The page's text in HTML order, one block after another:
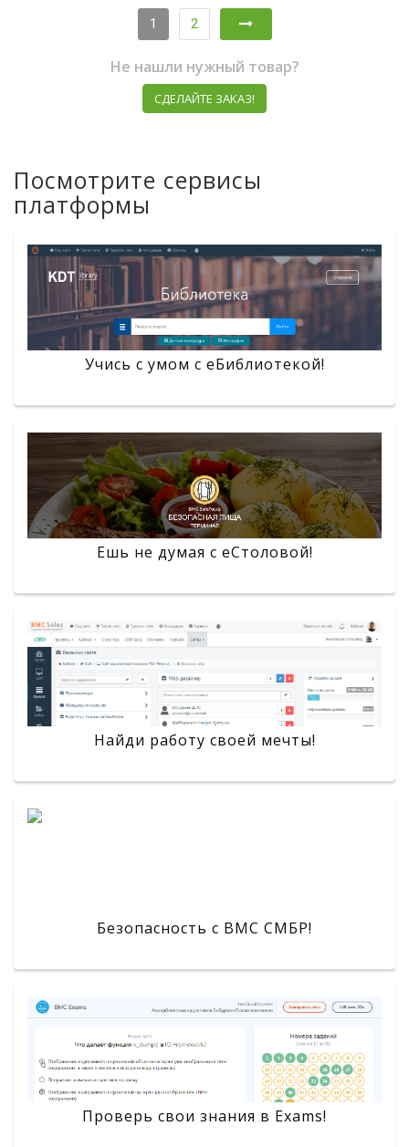
1 2
Не нашли нужный товар?
СДЕЛАЙТЕ ЗАКАЗ!
Посмотрите сервисы
платформы
Учись с умом с eБиблиотекой!
Ешь не думая с eСтоловой!
Найди работу своей мечты!
Безопасность с BMC СМБР!
Проверь свои знания в Exams!